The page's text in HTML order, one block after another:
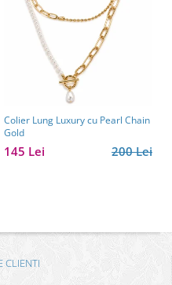
Colier Lung Luxury cu Pearl Chain
Gold
200 Lei
145 Lei
CLIENTI